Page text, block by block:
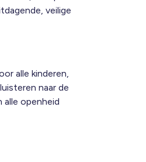
veilige
alle kinderen,
naar de
alle openheid